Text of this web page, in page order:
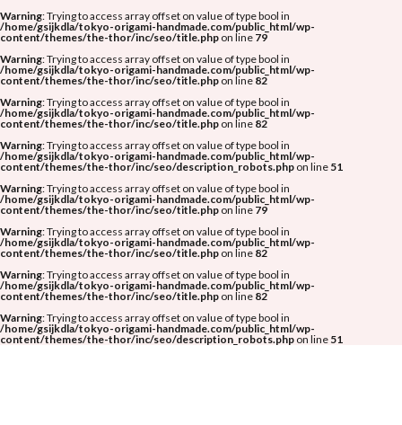
Warning: Trying to access array offset on value of type bool in
/home/gsijkdla/tokyo-origami-handmade.com/public_html/wp-
content/themes/the-thor/inc/seo/title.php on line 79
Warning: Trying to access array offset on value of type bool in
/home/gsijkdla/tokyo-origami-handmade.com/public_html/wp-
content/themes/the-thor/inc/seo/title.php on line 82
Warning: Trying to access array offset on value of type bool in
/home/gsijkdla/tokyo-origami-handmade.com/public_html/wp-
content/themes/the-thor/inc/seo/title.php on line 82
Warning: Trying to access array offset on value of type bool in
/home/gsijkdla/tokyo-origami-handmade.com/public_html/wp-
content/themes/the-thor/inc/seo/description_robots.php on line 51
Warning: Trying to access array offset on value of type bool in
/home/gsijkdla/tokyo-origami-handmade.com/public_html/wp-
content/themes/the-thor/inc/seo/title.php on line 79
Warning: Trying to access array offset on value of type bool in
/home/gsijkdla/tokyo-origami-handmade.com/public_html/wp-
content/themes/the-thor/inc/seo/title.php on line 82
Warning: Trying to access array offset on value of type bool in
/home/gsijkdla/tokyo-origami-handmade.com/public_html/wp-
content/themes/the-thor/inc/seo/title.php on line 82
Warning: Trying to access array offset on value of type bool in
/home/gsijkdla/tokyo-origami-handmade.com/public_html/wp-
content/themes/the-thor/inc/seo/description_robots.php on line 51